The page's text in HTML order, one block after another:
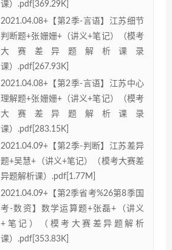
课）.pdf[369.29K]
2021.04.08+【第2季-言语】江苏细节
判断题+张姗姗+（讲义+笔记）（模考
大赛差异题解析课录
课）.pdf[267.93K]
2021.04.08+【第2季-言语】江苏中心
理解题+张姗姗+（讲义+笔记）（模考
大赛差异题解析课录
课）.pdf[283.15K]
2021.04.09+【第2季-判断】江苏差异
题+吴慧+（讲义+笔记）（模考大赛差
异题解析课）.pdf[1.77M]
2021.04.09+【第2季省考%26第8季国
考-数资】数学运算题+张磊+（讲义
+笔记）（模考大赛差异题解析
课）.pdf[353.83K]